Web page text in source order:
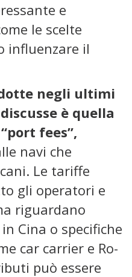
e
le scelte
influenzare il
negli ultimi
è quella
fees”,
navi che
Le tariffe
gli operatori e
riguardano
Cina o specifiche
car carrier e Ro-
può essere